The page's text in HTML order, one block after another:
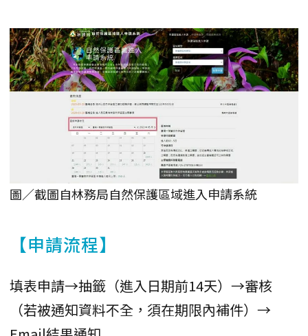
圖／截圖自林務局自然保護區域進入申請系統
【申請流程】
填表申請→抽籤（進入日期前14天）→審核
（若被通知資料不全，須在期限內補件）→